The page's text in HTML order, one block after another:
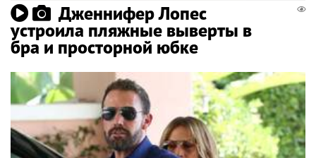
Дженнифер Лопес
устроила пляжные выверты в
бра и просторной юбке